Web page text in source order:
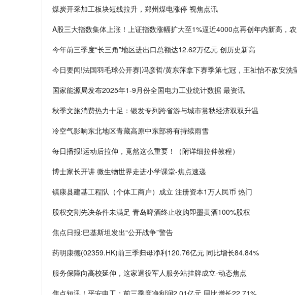
煤炭开采加工板块短线拉升，郑州煤电涨停 视焦点讯
A股三大指数集体上涨！上证指数涨幅扩大至1%逼近4000点再创年内新高，
今年前三季度“长三角”地区进出口总额达12.62万亿元 创历史新高
今日要闻!法国羽毛球公开赛|冯彦哲/黄东萍拿下赛季第七冠，王祉怡不敌安洗
国家能源局发布2025年1-9月份全国电力工业统计数据 最资讯
秋季文旅消费热力十足：银发专列跨省游与城市赏秋经济双双升温
冷空气影响东北地区青藏高原中东部将有持续雨雪
每日播报!运动后拉伸，竟然这么重要！（附详细拉伸教程）
博士家长开讲 微生物世界走进小学课堂-焦点速递
镇康县建基工程队（个体工商户）成立 注册资本1万人民币 热门
股权交割先决条件未满足 青岛啤酒终止收购即墨黄酒100%股权
焦点日报:巴基斯坦发出“公开战争”警告
药明康德(02359.HK)前三季归母净利120.76亿元 同比增长84.84%
服务保障向高校延伸，这家退役军人服务站挂牌成立-动态焦点
焦点短讯！平安电工：前三季度净利润2.01亿元 同比增长22.71%